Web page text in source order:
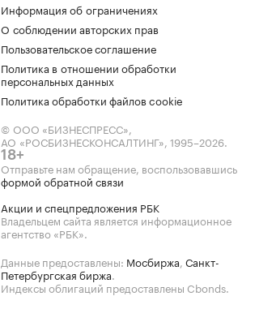
Информация об ограничениях
О соблюдении авторских прав
Пользовательское соглашение
Политика в отношении обработки
персональных данных
Политика обработки файлов cookie
© ООО «БИЗНЕСПРЕСС»,
АО «РОСБИЗНЕСКОНСАЛТИНГ», 1995–2026.
18+
Отправьте нам обращение, воспользовавшись
формой обратной связи
Акции и спецпредложения РБК
Владельцем сайта является информационное
агентство «РБК».
Данные предоставлены: Мосбиржа, Санкт-
Петербургская биржа.
Индексы облигаций предоставлены Cbonds.